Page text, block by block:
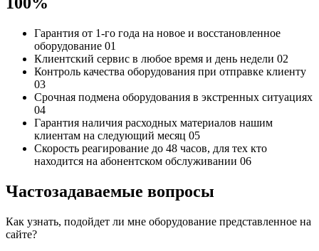
Гарантия от 1-го года на новое и восстановленное
оборудование 01
Клиентский сервис в любое время и день недели 02
Контроль качества оборудования при отправке клиенту
03
Срочная подмена оборудования в экстренных ситуациях
04
Гарантия наличия расходных материалов нашим
клиентам на следующий месяц 05
Скорость реагирование до 48 часов, для тех кто
находится на абонентском обслуживании 06
Частозадаваемые вопросы
Как узнать, подойдет ли мне оборудование представленное на
сайте?